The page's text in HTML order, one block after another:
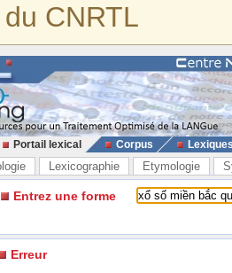
CNRTL
Portail lexical Corpus
Lexicographie Etymologie
Entrez une forme
Erreur